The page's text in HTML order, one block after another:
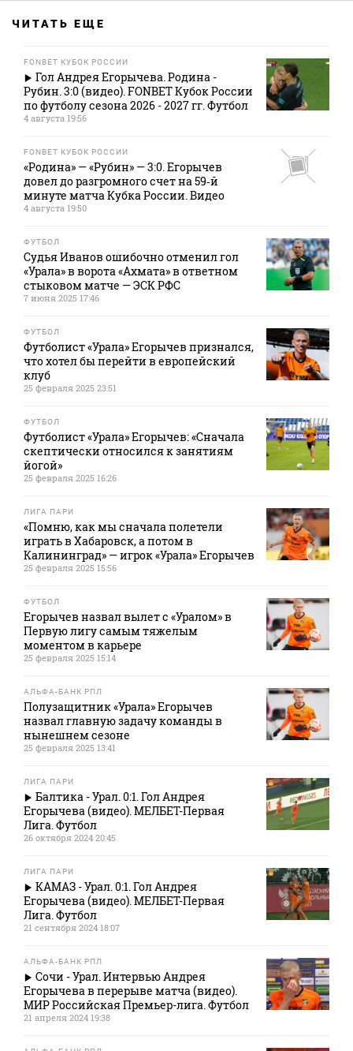
ЧИТАТЬ ЕЩЕ
FONBET КУБОК РОССИИ
Гол Андрея Егорычева. Родина -
Рубин. 3:0 (видео). FONBET Кубок России
по футболу сезона 2026 - 2027 гг. Футбол
4 августа 19:56
FONBET КУБОК РОССИИ
«Родина» — «Рубин» — 3:0. Егорычев
довел до разгромного счет на 59‑й
минуте матча Кубка России. Видео
4 августа 19:50
ФУТБОЛ
Судья Иванов ошибочно отменил гол
«Урала» в ворота «Ахмата» в ответном
стыковом матче — ЭСК РФС
7 июня 2025 17:46
ФУТБОЛ
Футболист «Урала» Егорычев признался,
что хотел бы перейти в европейский
клуб
25 февраля 2025 23:51
ФУТБОЛ
Футболист «Урала» Егорычев: «Сначала
скептически относился к занятиям
йогой»
25 февраля 2025 16:26
ЛИГА ПАРИ
«Помню, как мы сначала полетели
играть в Хабаровск, а потом в
Калининград» — игрок «Урала» Егорычев
25 февраля 2025 15:56
ФУТБОЛ
Егорычев назвал вылет с «Уралом» в
Первую лигу самым тяжелым
моментом в карьере
25 февраля 2025 15:14
АЛЬФА-БАНК РПЛ
Полузащитник «Урала» Егорычев
назвал главную задачу команды в
нынешнем сезоне
25 февраля 2025 13:41
ЛИГА ПАРИ
Балтика - Урал. 0:1. Гол Андрея
Егорычева (видео). МЕЛБЕТ-Первая
Лига. Футбол
26 октября 2024 20:45
ЛИГА ПАРИ
КАМАЗ - Урал. 0:1. Гол Андрея
Егорычева (видео). МЕЛБЕТ-Первая
Лига. Футбол
21 сентября 2024 18:07
АЛЬФА-БАНК РПЛ
Сочи - Урал. Интервью Андрея
Егорычева в перерыве матча (видео).
МИР Российская Премьер-лига. Футбол
21 апреля 2024 19:38